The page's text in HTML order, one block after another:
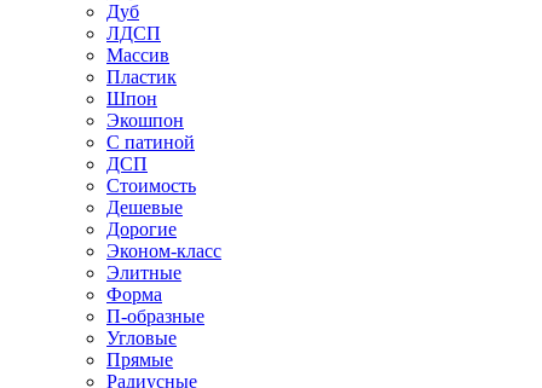
Дуб
ЛДСП
Массив
Пластик
Шпон
Экошпон
С патиной
ДСП
Стоимость
Дешевые
Дорогие
Эконом-класс
Элитные
Форма
П-образные
Угловые
Прямые
Радиусные